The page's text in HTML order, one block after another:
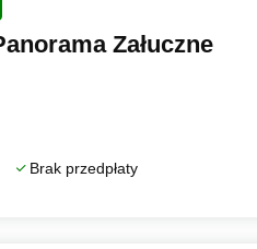
Załuczne
Brak przedpłaty